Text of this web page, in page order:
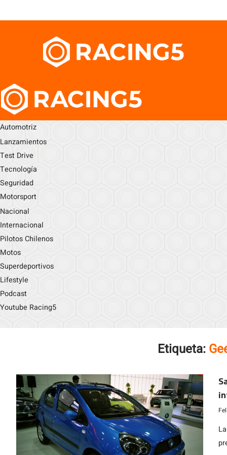
Automotriz
Lanzamientos
Test Drive
Tecnología
Seguridad
Motorsport
Nacional
Internacional
Pilotos Chilenos
Motos
Superdeportivos
Lifestyle
Podcast
Youtube Racing5
Etiqueta: